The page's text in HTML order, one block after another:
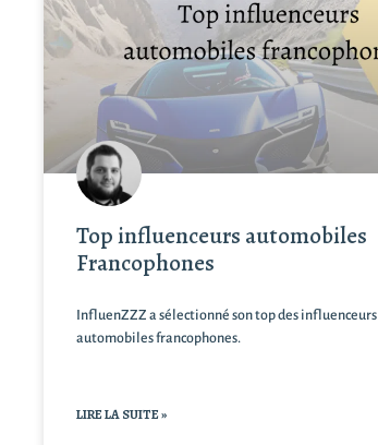
Top influenceurs automobiles
Francophones
InfluenZZZ a sélectionné son top des influenceurs
automobiles francophones.
LIRE LA SUITE »